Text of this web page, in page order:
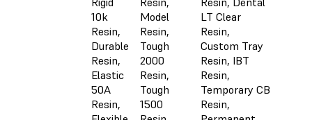
10k
Resin,
Durable
Resin,
Elastic
50A
Resin,
Model
Resin,
Tough
2000
Resin,
Tough
1500
LT Clear
Resin,
Custom Tray
Resin, IBT
Resin,
Temporary CB
Resin,